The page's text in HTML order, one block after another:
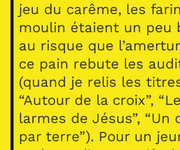
jeu du carême, les
moulin étaient un peu
au risque que
ce pain rebute les
(quand je relis les
“Autour de la croix”,
larmes de Jésus”, “Un
par terre”). Pour un